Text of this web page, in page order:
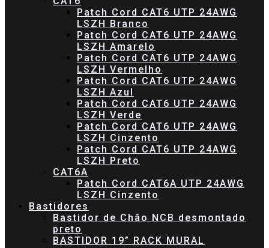
Patch Cord CAT6 UTP 24AWG
LSZH Branco
Patch Cord CAT6 UTP 24AWG
LSZH Amarelo
Patch Cord CAT6 UTP 24AWG
LSZH Vermelho
Patch Cord CAT6 UTP 24AWG
LSZH Azul
Patch Cord CAT6 UTP 24AWG
LSZH Verde
Patch Cord CAT6 UTP 24AWG
LSZH Cinzento
Patch Cord CAT6 UTP 24AWG
LSZH Preto
CAT6A
Patch Cord CAT6A UTP 24AWG
LSZH Cinzento
Bastidores
Bastidor de Chão NCB desmontado
preto
BASTIDOR 19” RACK MURAL